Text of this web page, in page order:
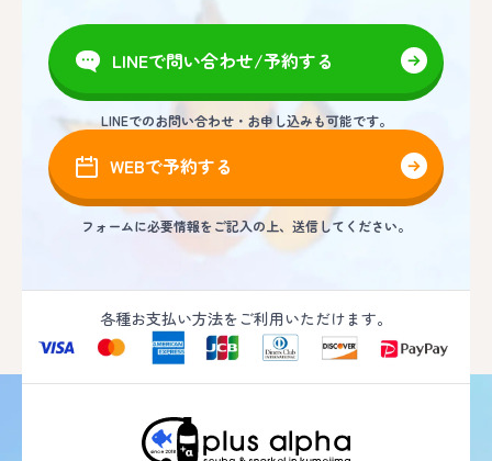
LINEで問い合わせ/予約する
LINEでのお問い合わせ・お申し込みも可能です。
WEBで予約する
フォームに必要情報をご記入の上、送信してください。
各種お支払い方法をご利用いただけます。